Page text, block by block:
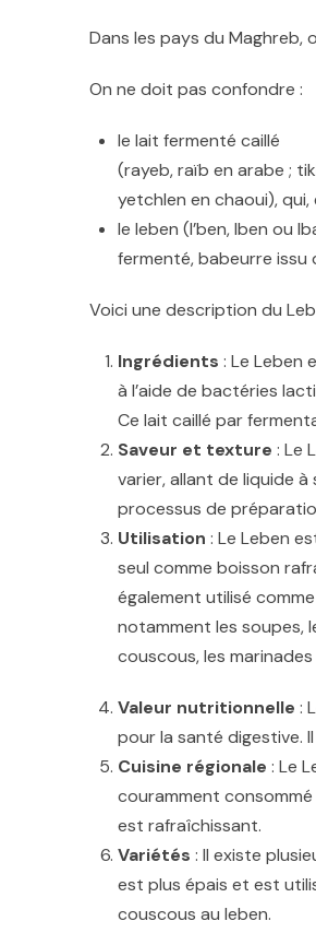
Dans les pays du Maghreb,
On ne doit pas confondre :
le lait fermenté caillé
(rayeb, raïb en arabe ;
yetchlen en chaoui),
le leben (l’ben, lben ou
fermenté, babeurre issu
Voici une description du
Ingrédients : Le Leben
à l’aide de bactéries
Ce lait caillé par
Saveur et texture : Le
varier, allant de liquide
processus de
Utilisation : Le Leben
seul comme boisson
également utilisé
notamment les soupes,
couscous, les
Valeur nutritionnelle :
pour la santé digestive.
Cuisine régionale : Le
couramment
est rafraîchissant.
Variétés : Il existe
est plus épais et est
couscous au leben.